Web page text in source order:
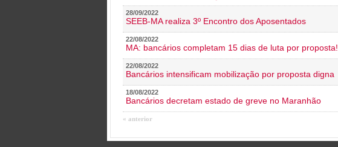
28/09/2022
SEEB-MA realiza 3º Encontro dos Aposentados
22/08/2022
MA: bancários completam 15 dias de luta por proposta!
22/08/2022
Bancários intensificam mobilização por proposta digna
18/08/2022
Bancários decretam estado de greve no Maranhão
« anterior